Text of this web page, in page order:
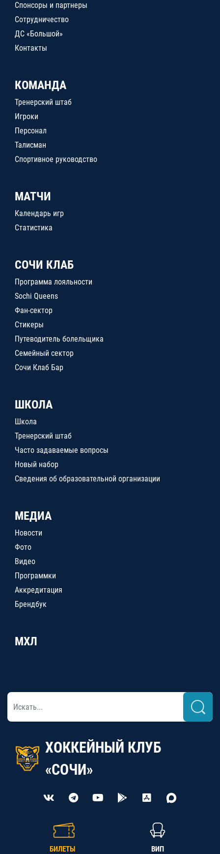
Спонсоры и партнеры
Сотрудничество
ДС «Большой»
Контакты
КОМАНДА
Тренерский штаб
Игроки
Персонал
Талисман
Спортивное руководство
МАТЧИ
Календарь игр
Статистика
СОЧИ КЛАБ
Программа лояльности
Sochi Queens
Фан-сектор
Стикеры
Путеводитель болельщика
Семейный сектор
Сочи Клаб Бар
ШКОЛА
Школа
Тренерский штаб
Часто задаваемые вопросы
Новый набор
Сведения об образовательной организации
МЕДИА
Новости
Фото
Видео
Программки
Аккредитация
Брендбук
МХЛ
ХОККЕЙНЫЙ КЛУБ
«СОЧИ»
БИЛЕТЫ ВИП